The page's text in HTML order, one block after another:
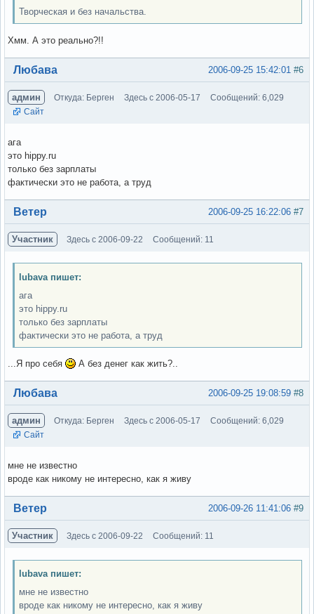
Творческая и без начальства.
Хмм. А это реально?!!
Вне форума #6
2006-09-25 15:42:01
Любава
админ Откуда: Берген Здесь с 2006-05-17
Сообщений: 6,029
Сайт
ага
это hippy.ru
только без зарплаты
фактически это не работа, а труд
Вне форума #7
2006-09-25 16:22:06
Ветер
Участник Здесь с 2006-09-22 Сообщений: 11
lubava пишет:
ага
это hippy.ru
только без зарплаты
фактически это не работа, а труд
...Я про себя А без денег как жить?..
Вне форума #8
2006-09-25 19:08:59
Любава
админ Откуда: Берген Здесь с 2006-05-17
Сообщений: 6,029
Сайт
мне не известно
вроде как никому не интересно, как я живу
Вне форума #9
2006-09-26 11:41:06
Ветер
Участник Здесь с 2006-09-22 Сообщений: 11
lubava пишет:
мне не известно
вроде как никому не интересно, как я живу